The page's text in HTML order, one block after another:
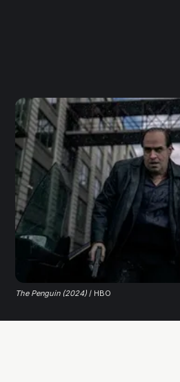
The Penguin (2024) / HBO